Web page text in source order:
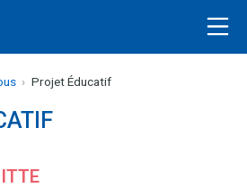
Projet Éducatif